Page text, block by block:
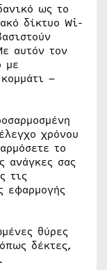
ως το
δίκτυο Wi-
αυτόν τον
με
–
χρόνου
το
ανάγκες σας
τις
εφαρμογής
θύρες
δέκτες,